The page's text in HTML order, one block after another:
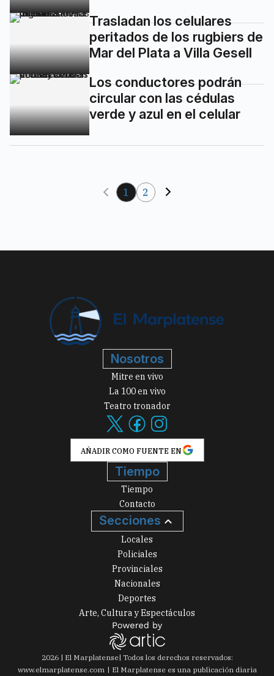
Trasladan los celulares
peritados de los rugbiers de
Mar del Plata a Villa Gesell
Los conductores podrán
circular con las cédulas
verde y azul en el celular
1 2
Nosotros
Mitre en vivo
La 100 en vivo
Teatro tronador
AÑADIR COMO FUENTE EN
Tiempo
Tiempo
Contacto
Secciones
Locales
Policiales
Provinciales
Nacionales
Deportes
Arte, Cultura y Espectáculos
2026| El Marplatense| Todos los derechos reservados:
www.elmarplatense.com
El Marplatense es una publicación diaria